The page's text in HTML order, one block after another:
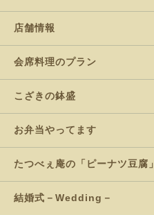
店舗情報
会席料理のプラン
こざきの鉢盛
お弁当やってます
たつべぇ庵の「ピーナツ豆腐」
結婚式－Wedding－